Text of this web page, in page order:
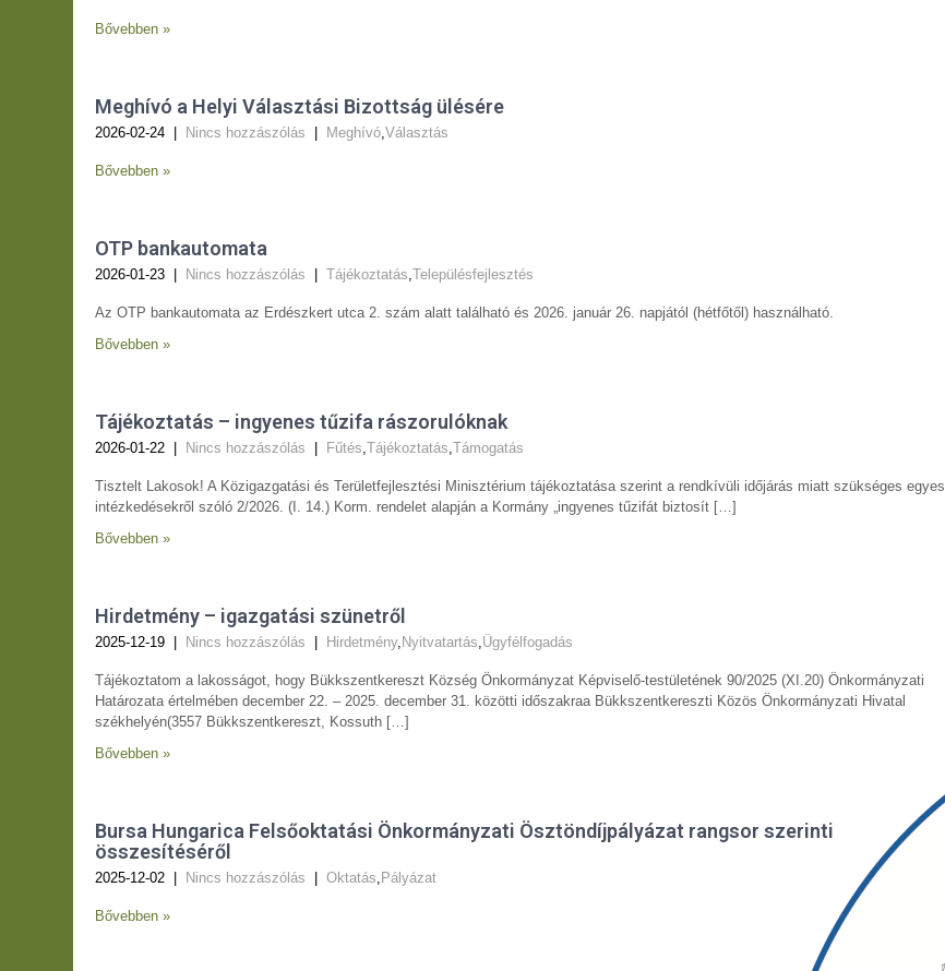
Bővebben »
Meghívó a Helyi Választási Bizottság ülésére
2026-02-24 Nincs hozzászólás Meghívó Választás
Bővebben »
OTP bankautomata
2026-01-23 Nincs hozzászólás Tájékoztatás Településfejlesztés
Az OTP bankautomata az Erdészkert utca 2. szám alatt található és 2026. január 26. napjától (hétfőtől) használható.
Bővebben »
Tájékoztatás – ingyenes tűzifa rászorulóknak
2026-01-22 Nincs hozzászólás Fűtés Tájékoztatás Támogatás
Tisztelt Lakosok! A Közigazgatási és Területfejlesztési Minisztérium tájékoztatása szerint a rendkívüli időjárás miatt szükséges egyes
intézkedésekről szóló 2/2026. (I. 14.) Korm. rendelet alapján a Kormány „ingyenes tűzifát biztosít […]
Bővebben »
Hirdetmény – igazgatási szünetről
2025-12-19 Nincs hozzászólás Hirdetmény, Nyitvatartás Ügyfélfogadás
Tájékoztatom a lakosságot, hogy Bükkszentkereszt Község Önkormányzat Képviselő-testületének 90/2025 (XI.20) Önkormányzati
Határozata értelmében december 22. – 2025. december 31. közötti időszakraa Bükkszentkereszti Közös Önkormányzati Hivatal
székhelyén(3557 Bükkszentkereszt, Kossuth […]
Bővebben »
Bursa Hungarica Felsőoktatási Önkormányzati Ösztöndíjpályázat rangsor szerinti
összesítéséről
2025-12-02 Nincs hozzászólás Oktatás Pályázat
Bővebben »